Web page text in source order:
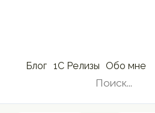
Блог 1С Релизы Обо мне